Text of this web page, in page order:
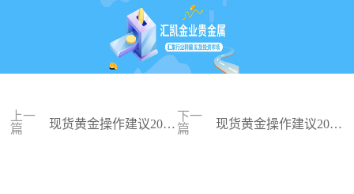
上一
篇
现货黄金操作建议2024
下一
篇
现货黄金操作建议2024